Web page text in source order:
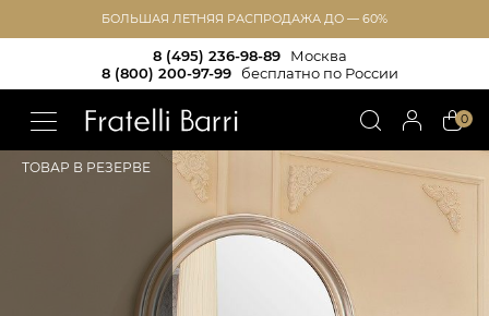
БОЛЬШАЯ ЛЕТНЯЯ РАСПРОДАЖА ДО — 60%
8 (495) 236-98-89
Москва
8 (800) 200-97-99
бесплатно по России
0
ТОВАР В РЕЗЕРВЕ